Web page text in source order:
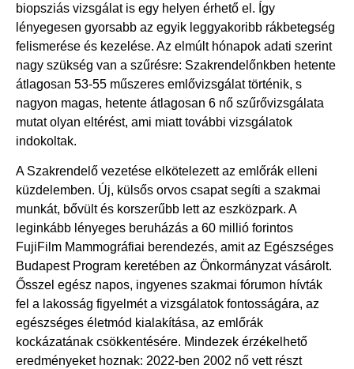
biopsziás vizsgálat is egy helyen érhető el. Így
lényegesen gyorsabb az egyik leggyakoribb rákbetegség
felismerése és kezelése. Az elmúlt hónapok adati szerint
nagy szükség van a szűrésre: Szakrendelőnkben hetente
átlagosan 53-55 műszeres emlővizsgálat történik, s
nagyon magas, hetente átlagosan 6 nő szűrővizsgálata
mutat olyan eltérést, ami miatt további vizsgálatok
indokoltak.
A Szakrendelő vezetése elkötelezett az emlőrák elleni
küzdelemben. Új, külsős orvos csapat segíti a szakmai
munkát, bővült és korszerűbb lett az eszközpark. A
leginkább lényeges beruházás a 60 millió forintos
FujiFilm Mammográfiai berendezés, amit az Egészséges
Budapest Program keretében az Önkormányzat vásárolt.
Ősszel egész napos, ingyenes szakmai fórumon hívták
fel a lakosság figyelmét a vizsgálatok fontosságára, az
egészséges életmód kialakítása, az emlőrák
kockázatának csökkentésére. Mindezek érzékelhető
eredményeket hoznak: 2022-ben 2002 nő vett részt